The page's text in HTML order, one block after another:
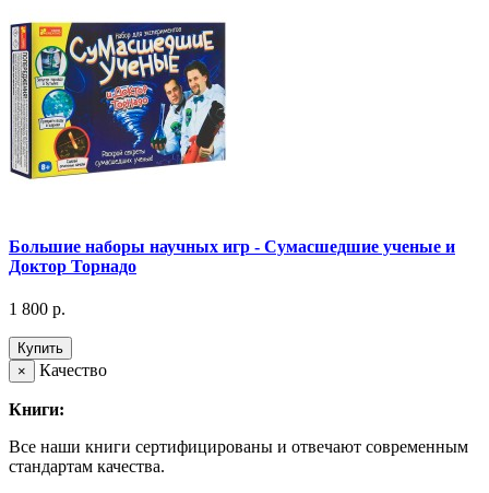
Большие наборы научных игр - Сумасшедшие ученые и
Доктор Торнадо
1 800 р.
Купить
×
Качество
Книги:
Все наши книги сертифицированы и отвечают современным
стандартам качества.